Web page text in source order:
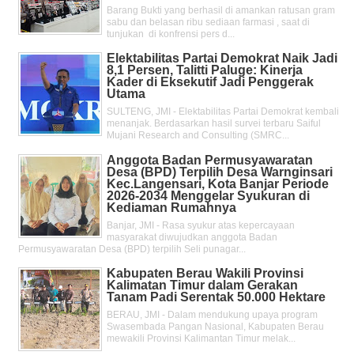
Barang Bukti yang berhasil di amankan ratusan gram
sabu dan belasan ribu sediaan farmasi , saat di
tunjukan di konfrensi pers d...
Elektabilitas Partai Demokrat Naik Jadi
8,1 Persen, Talitti Paluge: Kinerja
Kader di Eksekutif Jadi Penggerak
Utama
SULTENG, JMI - Elektabilitas Partai Demokrat kembali
menanjak. Berdasarkan hasil survei terbaru Saiful
Mujani Research and Consulting (SMRC...
Anggota Badan Permusyawaratan
Desa (BPD) Terpilih Desa Warnginsari
Kec.Langensari, Kota Banjar Periode
2026-2034 Menggelar Syukuran di
Kediaman Rumahnya
Banjar, JMI - Rasa syukur atas kepercayaan
masyarakat diwujudkan anggota Badan
Permusyawaratan Desa (BPD) terpilih Seli punagar...
Kabupaten Berau Wakili Provinsi
Kalimatan Timur dalam Gerakan
Tanam Padi Serentak 50.000 Hektare
BERAU, JMI - Dalam mendukung upaya program
Swasembada Pangan Nasional, Kabupaten Berau
mewakili Provinsi Kalimantan Timur melak...